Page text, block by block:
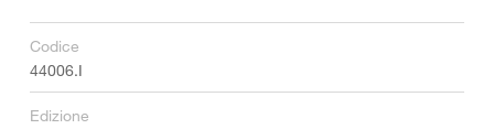
Codice
44006.I
Edizione